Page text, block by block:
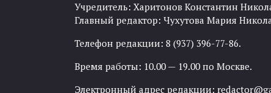
Учредитель: Харитонов Константин
Главный редактор: Чухутова Мария
Телефон редакции: 8 (937) 396-77-86.
Время работы: 10.00 — 19.00 по Москве.
Электронный адрес редакции: